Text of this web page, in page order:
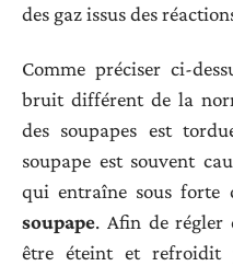
des gaz issus des
Comme préciser ci-
bruit différent de la
des soupapes est
soupape est souvent
qui entraîne sous forte
soupape. Afin de régler
être éteint et refroidit